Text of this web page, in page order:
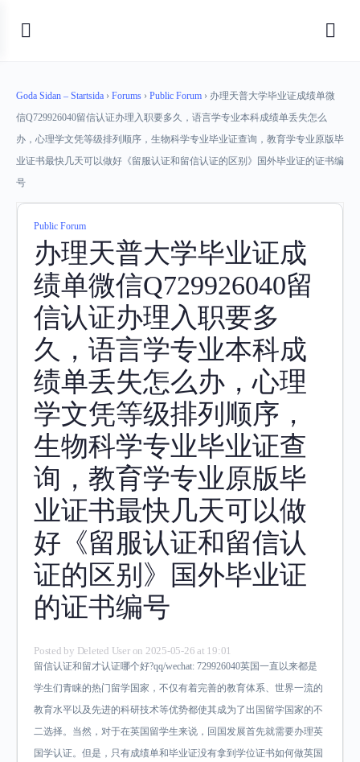
Goda Sidan – Startsida › Forums › Public Forum › 办理天普大学毕业证成绩单微
信Q729926040留信认证办理入职要多久，语言学专业本科成绩单丢失怎么
办，心理学文凭等级排列顺序，生物科学专业毕业证查询，教育学专业原版毕
业证书最快几天可以做好《留服认证和留信认证的区别》国外毕业证的证书编
号
Public Forum
办理天普大学毕业证成
绩单微信Q729926040留
信认证办理入职要多
久，语言学专业本科成
绩单丢失怎么办，心理
学文凭等级排列顺序，
生物科学专业毕业证查
询，教育学专业原版毕
业证书最快几天可以做
好《留服认证和留信认
证的区别》国外毕业证
的证书编号
Posted by Deleted User on 2025-05-26 at 19:01
留信认证和留才认证哪个好?qq/wechat: 729926040英国一直以来都是
学生们青睐的热门留学国家，不仅有着完善的教育体系、世界一流的
教育水平以及先进的科研技术等优势都使其成为了出国留学国家的不
二选择。当然，对于在英国留学生来说，回国发展首先就需要办理英
国学认证。但是，只有成绩单和毕业证没有拿到学位证书如何做英国